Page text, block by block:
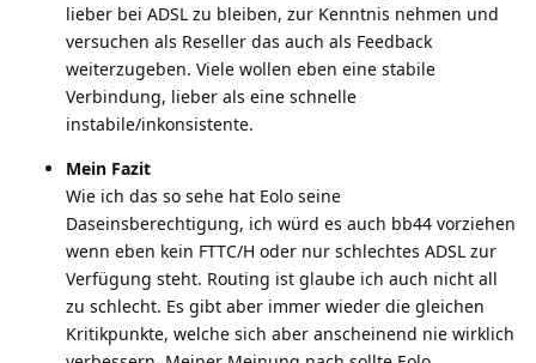
lieber bei ADSL zu bleiben, zur Kenntnis nehmen und
versuchen als Reseller das auch als Feedback
weiterzugeben. Viele wollen eben eine stabile
Verbindung, lieber als eine schnelle
instabile/inkonsistente.
Mein Fazit
Wie ich das so sehe hat Eolo seine
Daseinsberechtigung, ich würd es auch bb44 vorziehen
wenn eben kein FTTC/H oder nur schlechtes ADSL zur
Verfügung steht. Routing ist glaube ich auch nicht all
zu schlecht. Es gibt aber immer wieder die gleichen
Kritikpunkte, welche sich aber anscheinend nie wirklich